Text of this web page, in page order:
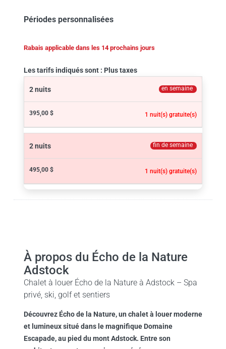
Périodes personnalisées
Rabais applicable dans les 14 prochains jours
Les tarifs indiqués sont : Plus taxes
2 nuits en semaine
395,00 $ 1 nuit(s) gratuite(s)
2 nuits fin de semaine
495,00 $ 1 nuit(s) gratuite(s)
À propos du Écho de la Nature
Adstock
Chalet à louer Écho de la Nature à Adstock – Spa
privé, ski, golf et sentiers
Découvrez Écho de la Nature, un chalet à louer moderne
et lumineux situé dans le magnifique Domaine
Escapade, au pied du mont Adstock. Entre son